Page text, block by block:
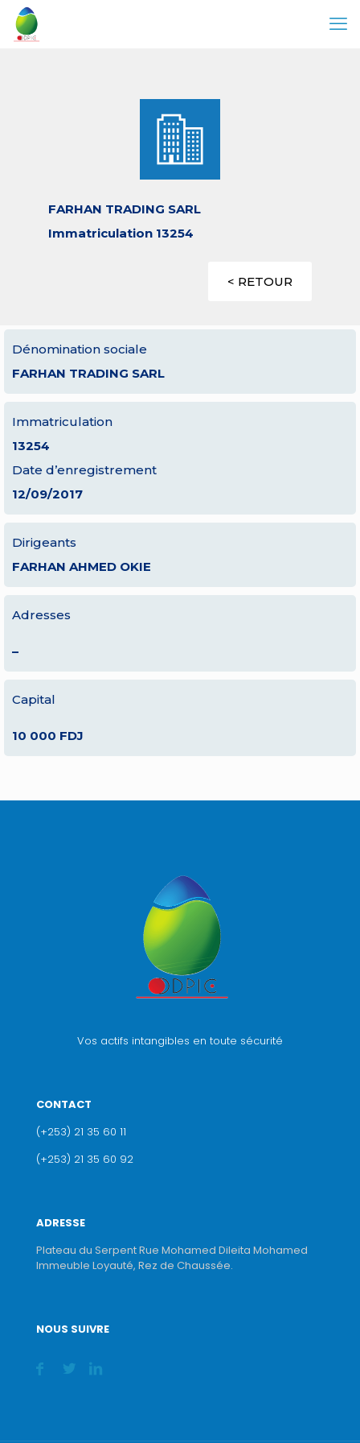
FARHAN TRADING SARL
Immatriculation 13254
< RETOUR
Dénomination sociale
FARHAN TRADING SARL
Immatriculation
13254
Date d’enregistrement
12/09/2017
Dirigeants
FARHAN AHMED OKIE
Adresses
–
Capital
10 000 FDJ
Vos actifs intangibles en toute sécurité
CONTACT
(+253) 21 35 60 11
(+253) 21 35 60 92
ADRESSE
Plateau du Serpent Rue Mohamed Dileita Mohamed
Immeuble Loyauté, Rez de Chaussée.
NOUS SUIVRE